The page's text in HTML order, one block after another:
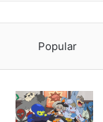
Popular